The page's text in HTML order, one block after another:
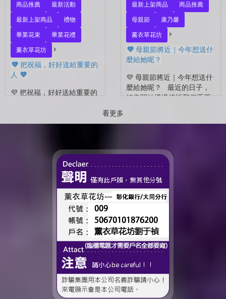
商品推薦
最新活動
最新上架商品
禮物
畢業花束
畢業花禮
薰衣草花坊
💜 把祝福，好好送給重要的
人 💜
💜 把祝福，好好送給重要的
很多，準備往下一段生活前
最新上架商品
商品推薦
母親節
康乃馨
薰衣草花坊
💜 母親節將近｜今年想送什
麼給她呢？
💜 母親節將近｜今年想送什
麼給她呢？ 最近的日子，
好像開始慢慢接近那個重要
看更多